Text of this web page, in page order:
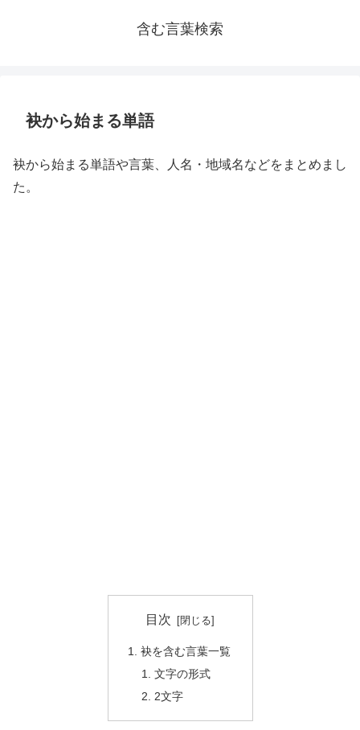
含む言葉検索
袂から始まる単語
袂から始まる単語や言葉、人名・地域名などをまとめまし
た。
目次
袂を含む言葉一覧
文字の形式
2文字